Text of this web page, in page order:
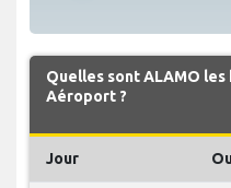
Quelles sont ALAMO
Aéroport ?
Jour